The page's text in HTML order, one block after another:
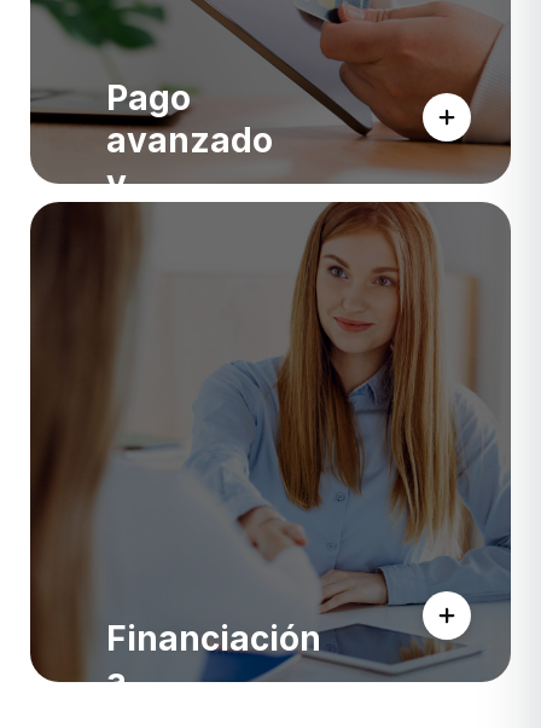
Pago
avanzado
y
Financiación
a